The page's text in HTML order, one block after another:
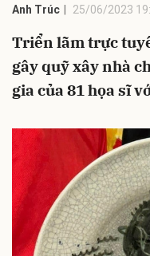
Anh Trúc 25/06/2023
Triển lãm trực
gây quỹ xây nhà
gia của 81 họa sĩ